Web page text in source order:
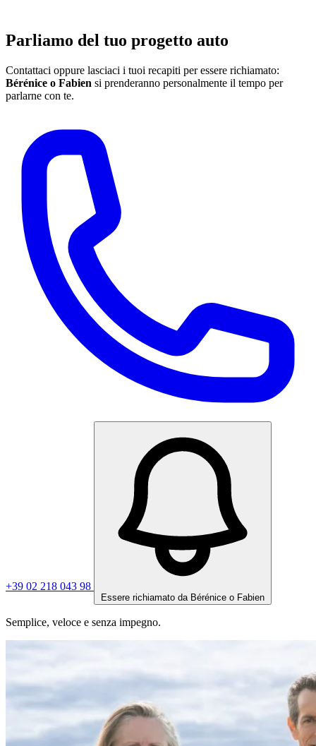
Parliamo del tuo progetto auto
Contattaci oppure lasciaci i tuoi recapiti per essere richiamato:
Bérénice o Fabien si prenderanno personalmente il tempo per
parlarne con te.
+39 02 218 043 98
Essere richiamato da Bérénice o Fabien
Semplice, veloce e senza impegno.